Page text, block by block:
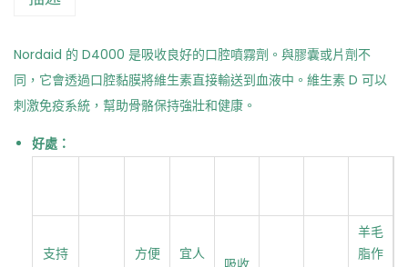
Nordaid 的 D4000 是吸收良好的口腔噴霧劑。與膠囊或片劑不
同，它會透過口腔黏膜將維生素直接輸送到血液中。維生素 D 可以
刺激免疫系統，幫助骨骼保持強壯和健康。
好處：
支持
方便
宜人
羊毛
脂作